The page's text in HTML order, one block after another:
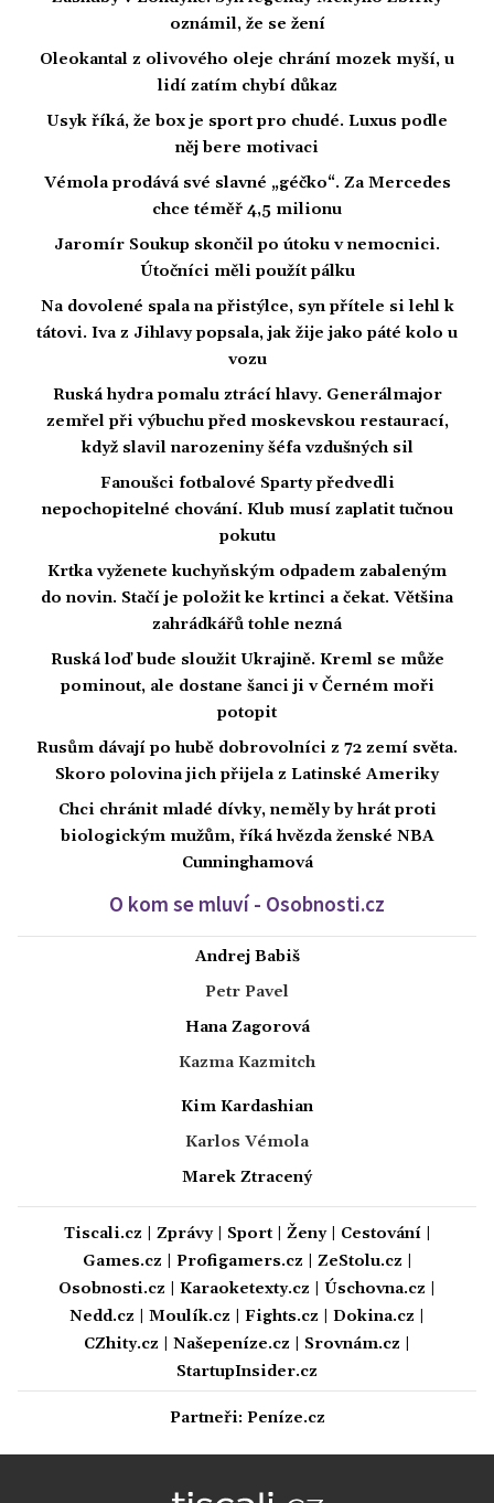
oznámil, že se žení
Oleokantal z olivového oleje chrání mozek myší, u
lidí zatím chybí důkaz
Usyk říká, že box je sport pro chudé. Luxus podle
něj bere motivaci
Vémola prodává své slavné „géčko“. Za Mercedes
chce téměř 4,5 milionu
Jaromír Soukup skončil po útoku v nemocnici.
Útočníci měli použít pálku
Na dovolené spala na přistýlce, syn přítele si lehl k
tátovi. Iva z Jihlavy popsala, jak žije jako páté kolo u
vozu
Ruská hydra pomalu ztrácí hlavy. Generálmajor
zemřel při výbuchu před moskevskou restaurací,
když slavil narozeniny šéfa vzdušných sil
Fanoušci fotbalové Sparty předvedli
nepochopitelné chování. Klub musí zaplatit tučnou
pokutu
Krtka vyženete kuchyňským odpadem zabaleným
do novin. Stačí je položit ke krtinci a čekat. Většina
zahrádkářů tohle nezná
Ruská loď bude sloužit Ukrajině. Kreml se může
pominout, ale dostane šanci ji v Černém moři
potopit
Rusům dávají po hubě dobrovolníci z 72 zemí světa.
Skoro polovina jich přijela z Latinské Ameriky
Chci chránit mladé dívky, neměly by hrát proti
biologickým mužům, říká hvězda ženské NBA
Cunninghamová
O kom se mluví - Osobnosti.cz
Andrej Babiš
Petr Pavel
Hana Zagorová
Kazma Kazmitch
Kim Kardashian
Karlos Vémola
Marek Ztracený
Tiscali.cz Zprávy| Sport| Ženy| Cestování|
Games.cz
Profigamers.cz ZeStolu.cz
Osobnosti.cz
Karaoketexty.cz Úschovna.cz
Nedd.cz
Moulík.cz Fights.cz Dokina.cz
CZhity.cz
Našepeníze.cz Srovnám.cz
StartupInsider.cz
Partneři: Peníze.cz